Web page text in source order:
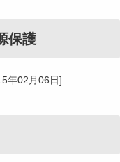
保護
年02月06日]